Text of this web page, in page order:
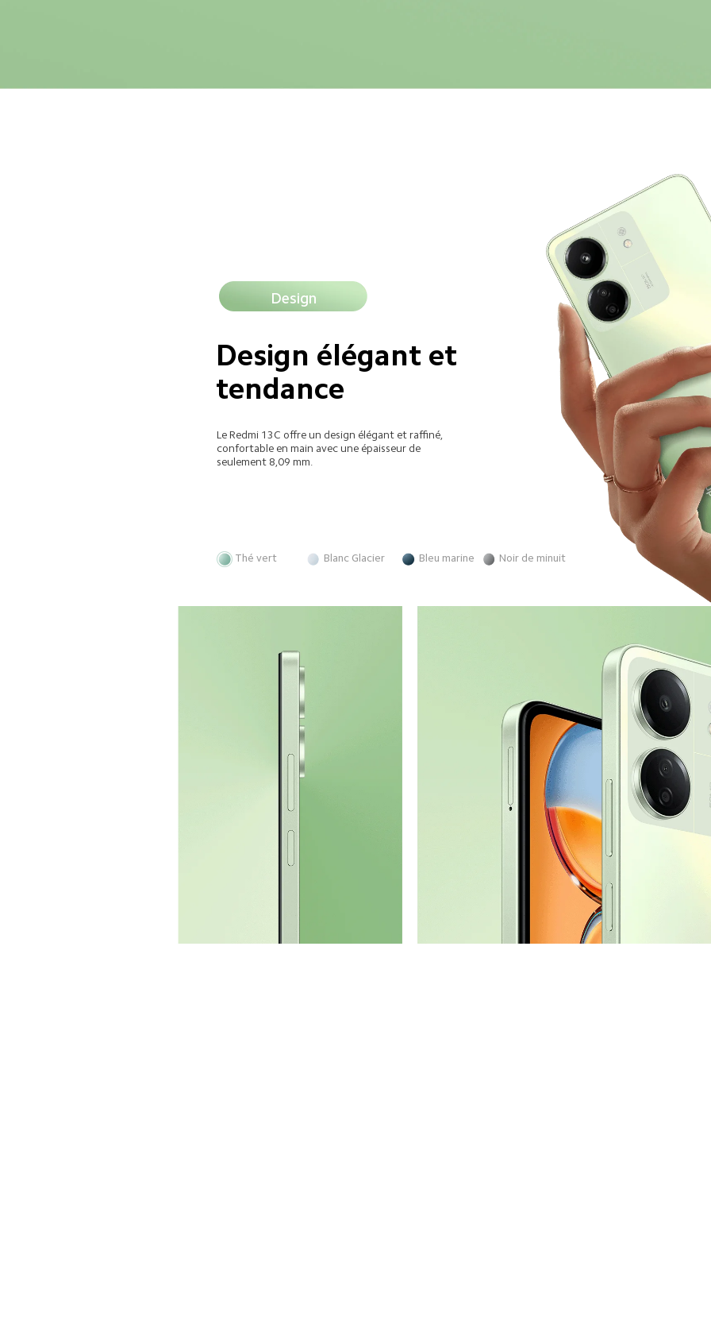
Design
Design élégant et
tendance
Le Redmi 13C offre un design élégant et raffiné,
confortable en main avec une épaisseur de
seulement 8,09 mm.
Thé vert Blanc Glacier Bleu marine Noir de minuit